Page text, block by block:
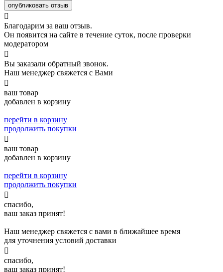
опубликовать отзыв

Благодарим за ваш отзыв.
Он появится на сайте в течение суток, после проверки
модератором

Вы заказали обратный звонок.
Наш менеджер свяжется с Вами

ваш товар
добавлен в корзину
перейти в корзину
продолжить покупки

ваш товар
добавлен в корзину
перейти в корзину
продолжить покупки

спасибо,
ваш заказ принят!
Наш менеджер свяжется с вами в ближайшее время
для уточнения условий доставки

спасибо,
ваш заказ принят!